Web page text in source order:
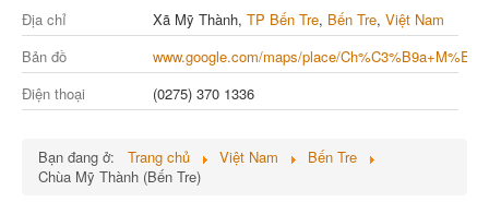
Địa chỉ Xã Mỹ Thành, TP Bến Tre, Bến Tre, Việt Nam
Bản đồ
www.google.com/maps/place/
Điện thoại
(0275) 370 1336
Bạn đang ở: Trang chủ Việt Nam
Bến Tre
Chùa Mỹ Thành (Bến Tre)